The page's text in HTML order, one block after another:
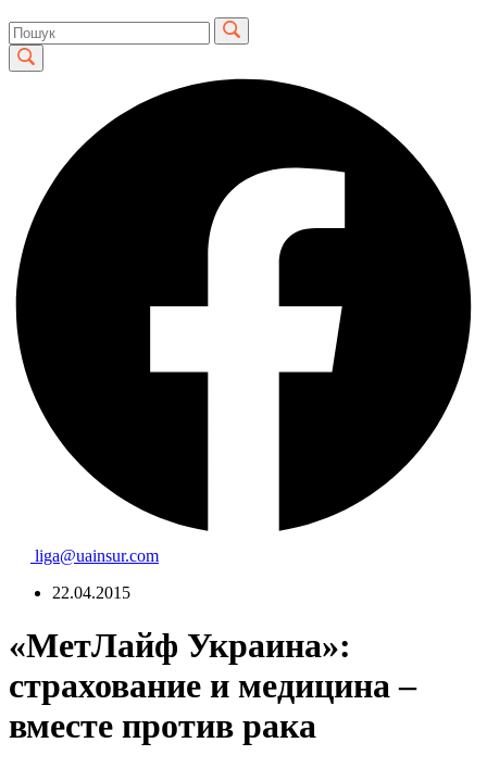
liga@uainsur.com
22.04.2015
«МетЛайф Украина»:
страхование и медицина –
вместе против рака